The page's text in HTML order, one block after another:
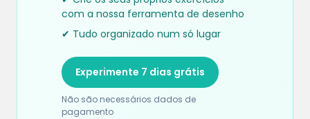
com a nossa ferramenta de desenho
✔ Tudo organizado num só lugar
Experimente 7 dias grátis
Não são necessários dados de
pagamento